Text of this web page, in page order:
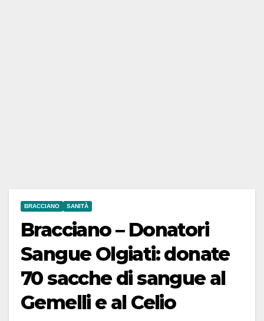
BRACCIANO SANITÀ
Bracciano – Donatori
Sangue Olgiati: donate
70 sacche di sangue al
Gemelli e al Celio